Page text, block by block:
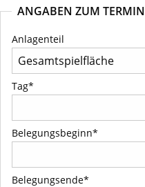
ANGABEN ZUM TERMIN
Anlagenteil
Tag*
Belegungsbeginn*
Belegungsende*